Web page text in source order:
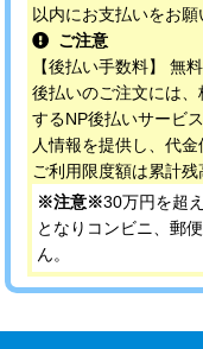
以内にお支払いをお願
ご注意
【後払い手数料】 無料
後払いのご注文には
するNP後払いサービ
人情報を提供し、代金
ご利用限度額は累計残
※注意※30万円を超
となりコンビニ、郵
ん。